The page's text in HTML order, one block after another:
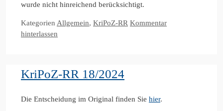
wurde nicht hinreichend berücksichtigt.
Kategorien Allgemein, KriPoZ-RR Kommentar
hinterlassen
KriPoZ-RR 18/2024
Die Entscheidung im Original finden Sie hier.